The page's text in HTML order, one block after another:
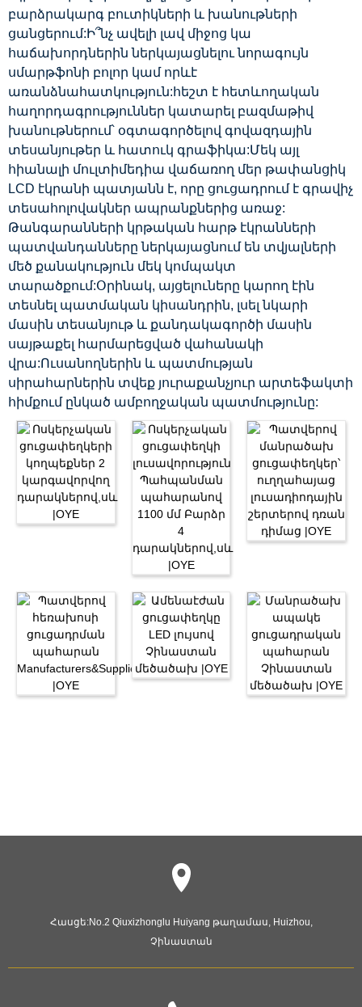
բարձրակարգ բուտիկների և խանութների
ցանցերում:Ի՞նչ ավելի լավ միջոց կա
հաճախորդներին ներկայացնելու նորագույն
սմարթֆոնի բոլոր կամ որևէ
առանձնահատկություն:հեշտ է հետևողական
հաղորդագրություններ կատարել բազմաթիվ
խանութներում՝ օգտագործելով գովազդային
տեսանյութեր և հատուկ գրաֆիկա:Մեկ այլ
հիանալի մուլտիմեդիա վաճառող մեր թափանցիկ
LCD էկրանի պատյանն է, որը ցուցադրում է գրավիչ
տեսահոլովակներ ապրանքներից առաջ:
Թանգարանների կրթական հարթ էկրանների
պատվանդանները ներկայացնում են տվյալների
մեծ քանակություն մեկ կոմպակտ
տարածքում:Օրինակ, այցելուները կարող էին
տեսնել պատմական կիսանդրին, լսել նկարի
մասին տեսանյութ և քանդակագործի մասին
սայթաքել հարմարեցված վահանակի
վրա:Ուսանողներին և պատմության
սիրահարներին տվեք յուրաքանչյուր արտեֆակտի
հիմքում ընկած ամբողջական պատմությունը:
Հասցե:No.2 Qiuxizhonglu Huiyang թաղամաս, Huizhou,
Չինաստան